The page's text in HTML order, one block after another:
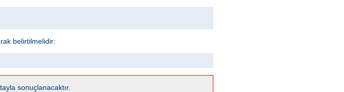
belirtilmelidir:
sonuçlanacaktır.